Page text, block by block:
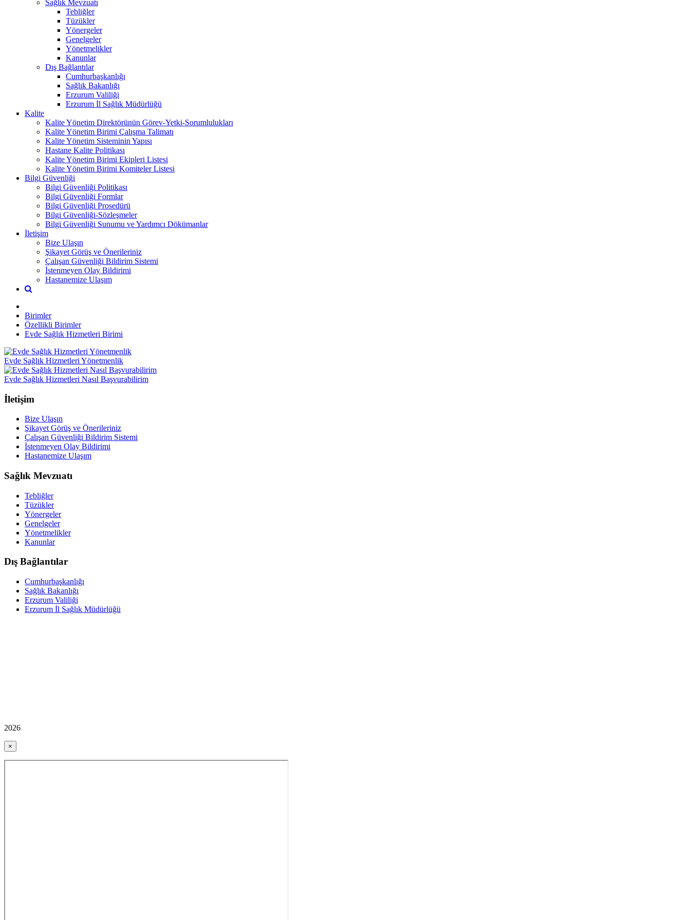
Sağlık Mevzuatı
Tebliğler
Tüzükler
Yönergeler
Genelgeler
Yönetmelikler
Kanunlar
Dış Bağlantılar
Cumhurbaşkanlığı
Sağlık Bakanlığı
Erzurum Valiliği
Erzurum İl Sağlık Müdürlüğü
Kalite
Kalite Yönetim Direktörünün Görev-Yetki-Sorumlulukları
Kalite Yönetim Birimi Çalışma Talimatı
Kalite Yönetim Sisteminin Yapısı
Hastane Kalite Politikası
Kalite Yönetim Birimi Ekipleri Listesi
Kalite Yönetim Birimi Komiteler Listesi
Bilgi Güvenliği
Bilgi Güvenliği Politikası
Bilgi Güvenliği Formlar
Bilgi Güvenliği Prosedürü
Bilgi Güvenliği-Sözleşmeler
Bilgi Güvenliği Sunumu ve Yardımcı Dökümanlar
İletişim
Bize Ulaşın
Şikayet Görüş ve Önerileriniz
Çalışan Güvenliği Bildirim Sistemi
İstenmeyen Olay Bildirimi
Hastanemize Ulaşım
Birimler
Özellikli Birimler
Evde Sağlık Hizmetleri Birimi
Evde Sağlık Hizmetleri Yönetmenlik
Evde Sağlık Hizmetleri Nasıl Başvurabilirim
İletişim
Bize Ulaşın
Şikayet Görüş ve Önerileriniz
Çalışan Güvenliği Bildirim Sistemi
İstenmeyen Olay Bildirimi
Hastanemize Ulaşım
Sağlık Mevzuatı
Tebliğler
Tüzükler
Yönergeler
Genelgeler
Yönetmelikler
Kanunlar
Dış Bağlantılar
Cumhurbaşkanlığı
Sağlık Bakanlığı
Erzurum Valiliği
Erzurum İl Sağlık Müdürlüğü
2026
×